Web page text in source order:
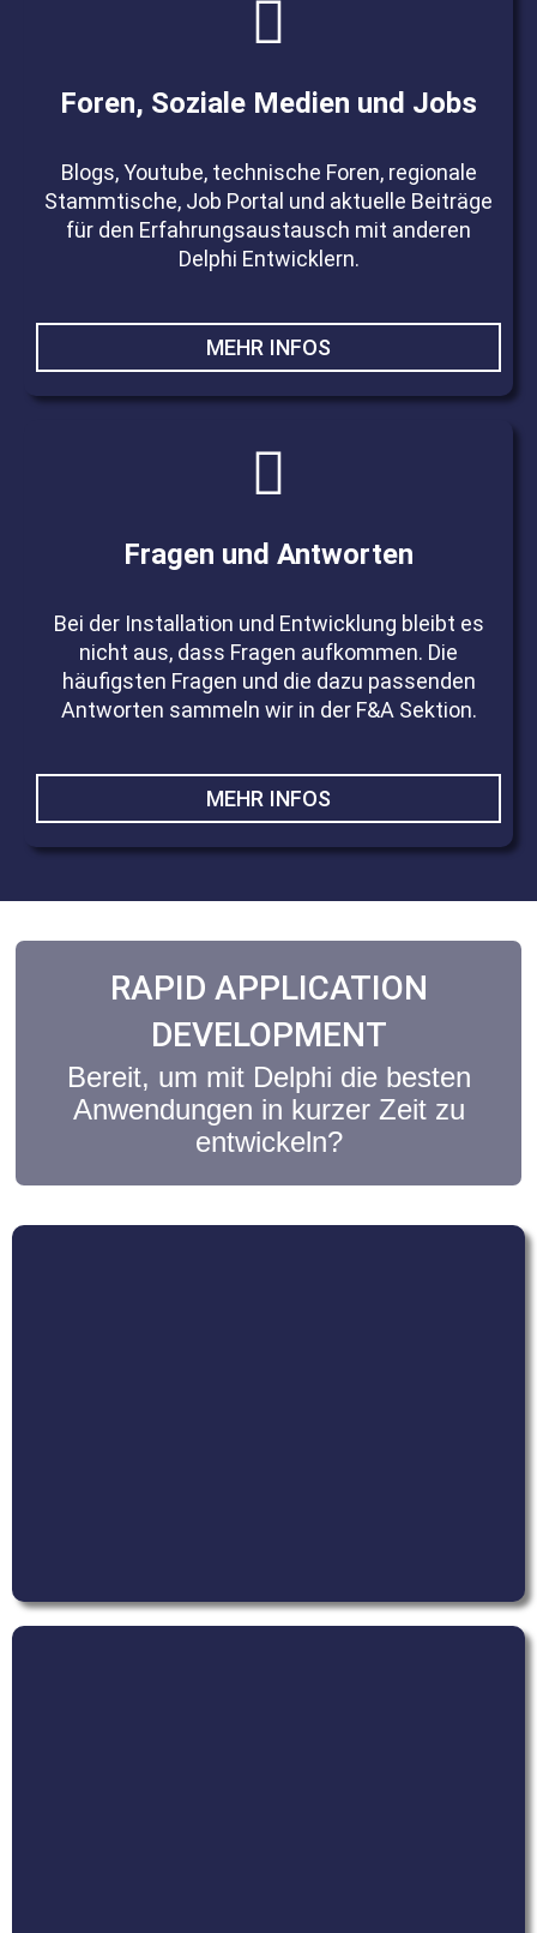
Foren, Soziale Medien und Jobs
Blogs, Youtube, technische Foren, regionale
Stammtische, Job Portal und aktuelle Beiträge
für den Erfahrungsaustausch mit anderen
Delphi Entwicklern.
MEHR INFOS
Fragen und Antworten
Bei der Installation und Entwicklung bleibt es
nicht aus, dass Fragen aufkommen. Die
häufigsten Fragen und die dazu passenden
Antworten sammeln wir in der F&A Sektion.
MEHR INFOS
RAPID APPLICATION
DEVELOPMENT
Bereit, um mit Delphi die besten
Anwendungen in kurzer Zeit zu
entwickeln?